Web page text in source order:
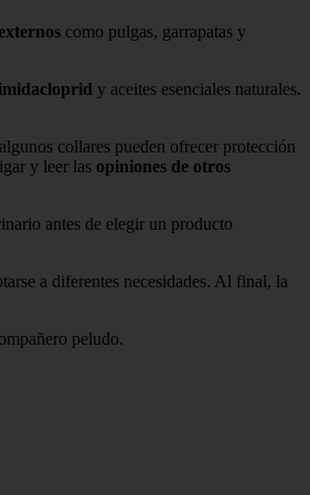
como pulgas, garrapatas y
imidacloprid y aceites esenciales naturales.
collares pueden ofrecer protección
y leer las opiniones de otros
antes de elegir un producto
a diferentes necesidades. Al final, la
peludo.